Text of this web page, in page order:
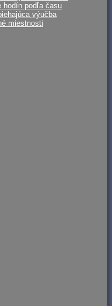
hodín podľa času
výučba
miestnosti